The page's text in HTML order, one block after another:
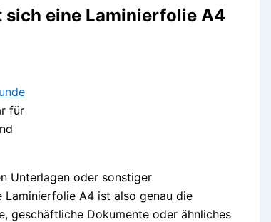
sich eine Laminierfolie A4
für
Unterlagen oder sonstiger
Laminierfolie A4 ist also genau die
geschäftliche Dokumente oder ähnliches